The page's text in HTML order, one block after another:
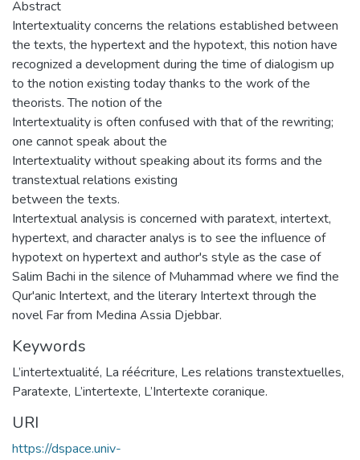
Abstract
Intertextuality concerns the relations established between
the texts, the hypertext and the hypotext, this notion have
recognized a development during the time of dialogism up
to the notion existing today thanks to the work of the
theorists. The notion of the
Intertextuality is often confused with that of the rewriting;
one cannot speak about the
Intertextuality without speaking about its forms and the
transtextual relations existing
between the texts.
Intertextual analysis is concerned with paratext, intertext,
hypertext, and character analys is to see the influence of
hypotext on hypertext and author's style as the case of
Salim Bachi in the silence of Muhammad where we find the
Qur'anic Intertext, and the literary Intertext through the
novel Far from Medina Assia Djebbar.
Keywords
L’intertextualité, La réécriture, Les relations transtextuelles,
Paratexte, L’intertexte, L’Intertexte coranique.
URI
https://dspace.univ-